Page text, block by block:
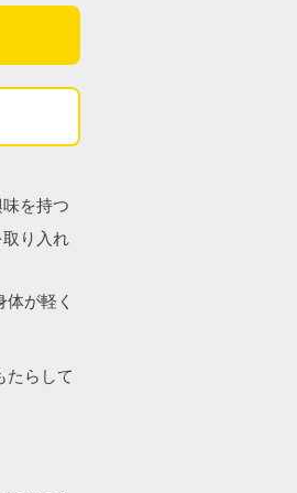
を持つ
り入れ
が軽く
たらして